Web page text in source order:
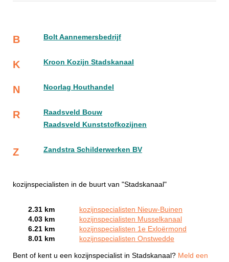
B Bolt Aannemersbedrijf
K Kroon Kozijn Stadskanaal
N Noorlag Houthandel
R
Raadsveld Bouw
Raadsveld Kunststofkozijnen
Z Zandstra Schilderwerken BV
kozijnspecialisten in de buurt van "Stadskanaal"
2.31 km
kozijnspecialisten Nieuw-Buinen
4.03 km
kozijnspecialisten Musselkanaal
6.21 km
kozijnspecialisten 1e Exloërmond
8.01 km
kozijnspecialisten Onstwedde
Bent of kent u een kozijnspecialist in Stadskanaal? Meld een